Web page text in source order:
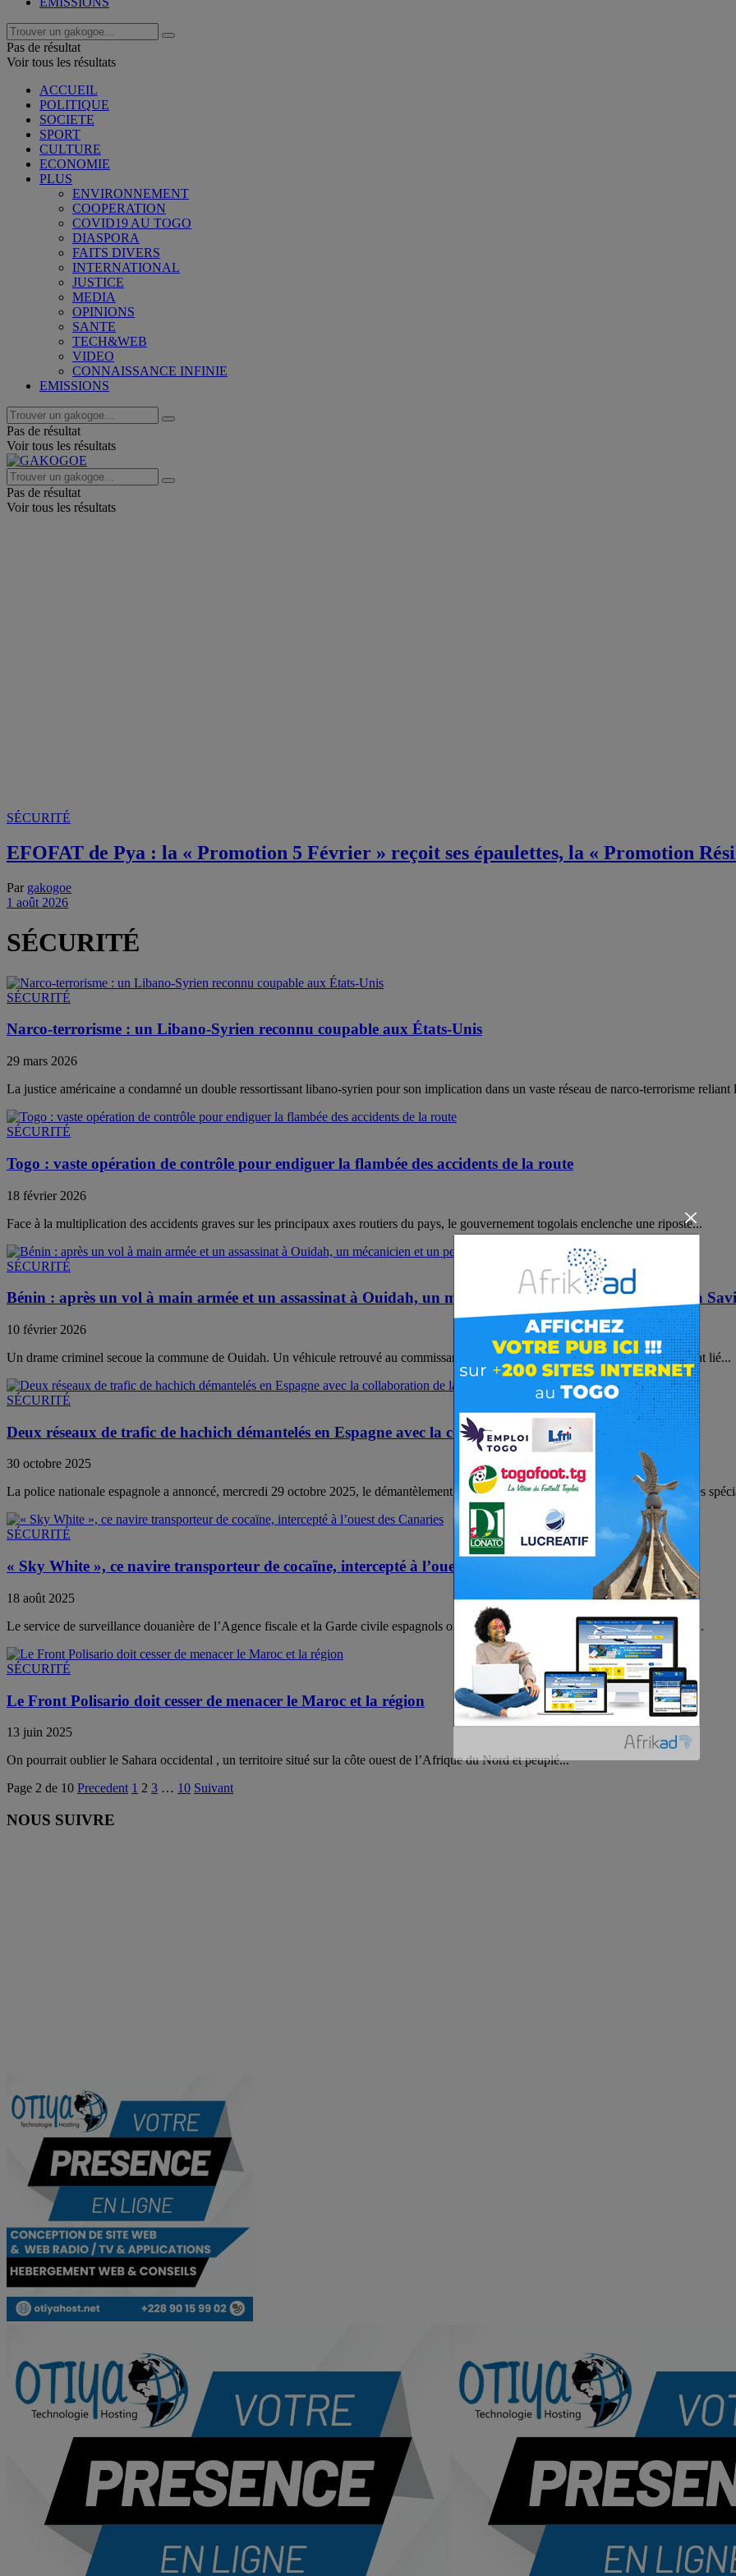
Pas de résultat
Voir tous les résultats
ACCUEIL
POLITIQUE
SOCIETE
SPORT
CULTURE
ECONOMIE
PLUS
ENVIRONNEMENT
COOPERATION
COVID19 AU TOGO
DIASPORA
FAITS DIVERS
INTERNATIONAL
JUSTICE
MEDIA
OPINIONS
SANTE
TECH&WEB
VIDEO
CONNAISSANCE INFINIE
EMISSIONS
Pas de résultat
Voir tous les résultats
Pas de résultat
Voir tous les résultats
SÉCURITÉ
EFOFAT de Pya : la « Promotion 5 Février » reçoit ses épaulettes, la « Promotion
Par gakogoe
1 août 2026
SÉCURITÉ
SÉCURITÉ
Narco-terrorisme : un Libano-Syrien reconnu coupable aux États-Unis
29 mars 2026
La justice américaine a condamné un double ressortissant libano-syrien pour son implication dans un vaste réseau de narco-terrorisme reliant
SÉCURITÉ
Togo : vaste opération de contrôle pour endiguer la flambée des accidents de la route
18 février 2026
Face à la multiplication des accidents graves sur les principaux axes routiers du pays, le gouvernement togolais enclenche une riposte...
SÉCURITÉ
Bénin : après un vol à main armée et un assassinat à Ouidah, un mécanicien et un peintre auto arrêtés à Savi
10 février 2026
Un drame criminel secoue la commune de Ouidah. Un véhicule retrouvé au commissariat de l’arrondissement de Savi serait étroitement lié...
SÉCURITÉ
Deux réseaux de trafic de hachich démantelés en Espagne avec la collaboration de la DGSN
30 octobre 2025
La police nationale espagnole a annoncé, mercredi 29 octobre 2025, le démantèlement de deux organisations criminelles internationales
SÉCURITÉ
« Sky White », ce navire transporteur de cocaïne, intercepté à l’ouest des Canaries
18 août 2025
Le service de surveillance douanière de l’Agence fiscale et la Garde civile espagnols ont intercepté mercredi, avec la collaboration du...
SÉCURITÉ
Le Front Polisario doit cesser de menacer le Maroc et la région
13 juin 2025
On pourrait oublier le Sahara occidental , un territoire situé sur la côte ouest de l’Afrique du Nord et peuplé...
Page 2 de 10 Precedent 1 2 3 … 10 Suivant
NOUS SUIVRE